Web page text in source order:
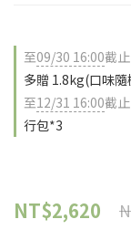
至09/30 16:00截止
多贈 1.8kg(口味隨
至12/31 16:00截止
行包*3
NT$2,620